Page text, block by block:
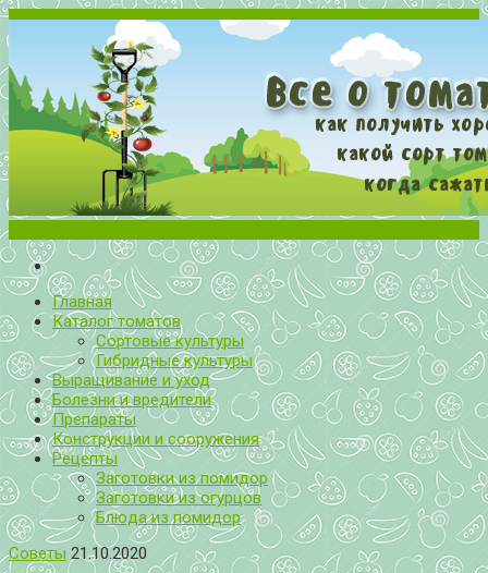
Все о томатах. Выращивание томатов. Сорта и рассада.
Выращивание и уход за томатами
Главная
Каталог томатов
Сортовые культуры
Гибридные культуры
Выращивание и уход
Болезни и вредители
Препараты
Конструкции и сооружения
Рецепты
Заготовки из помидор
Заготовки из огурцов
Блюда из помидор
Советы 21.10.2020